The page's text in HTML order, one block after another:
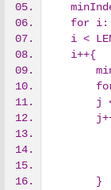
for
i <
    i++{
        }